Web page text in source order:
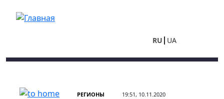
RU UA
РЕГИОНЫ 19:51, 10.11.2020